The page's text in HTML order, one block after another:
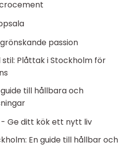
passion
Plåttak i Stockholm för
till hållbara och
Ge ditt kök ett nytt liv
En guide till hållbar och